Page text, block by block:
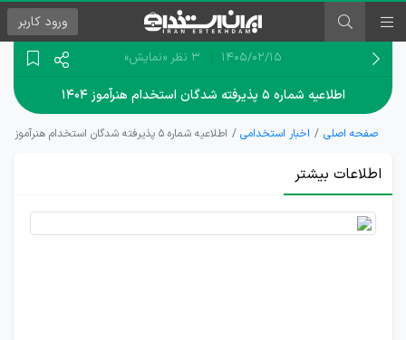
ورود کاربر
۱۴۰۵/۰۲/۱۵ 3 نظر «نمایش»
اطلاعیه شماره ۵ پذیرفته شدگان استخدام هنرآموز ۱۴۰۴
صفحه اصلی اخبار استخدامی اطلاعیه شماره ۵ پذیرفته شدگان استخدام هنرآموز ۱۴۰۴
اطلاعات بیشتر
اطلاعیه